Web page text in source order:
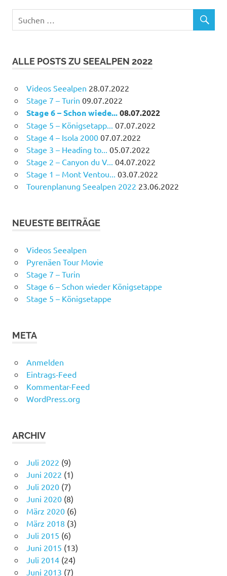
ALLE POSTS ZU SEEALPEN 2022
Videos Seealpen 28.07.2022
Stage 7 – Turin 09.07.2022
Stage 6 – Schon wiede... 08.07.2022
Stage 5 – Königsetapp...
07.07.2022
Stage 4 – Isola 2000 07.07.2022
Stage 3 – Heading to...
05.07.2022
Stage 2 – Canyon du V...
04.07.2022
Stage 1 – Mont Ventou...
03.07.2022
Tourenplanung Seealpen 2022 23.06.2022
NEUESTE BEITRÄGE
Videos Seealpen
Pyrenäen Tour Movie
Stage 7 – Turin
Stage 6 – Schon wieder Königsetappe
Stage 5 – Königsetappe
META
Anmelden
Eintrags-Feed
Kommentar-Feed
WordPress.org
ARCHIV
Juli 2022 (9)
Juni 2022 (1)
Juli 2020(7)
Juni 2020(8)
März 2020(6)
März 2018 (3)
Juli 2015 (6)
Juni 2015 (13)
Juli 2014(24)
Juni 2013 (7)